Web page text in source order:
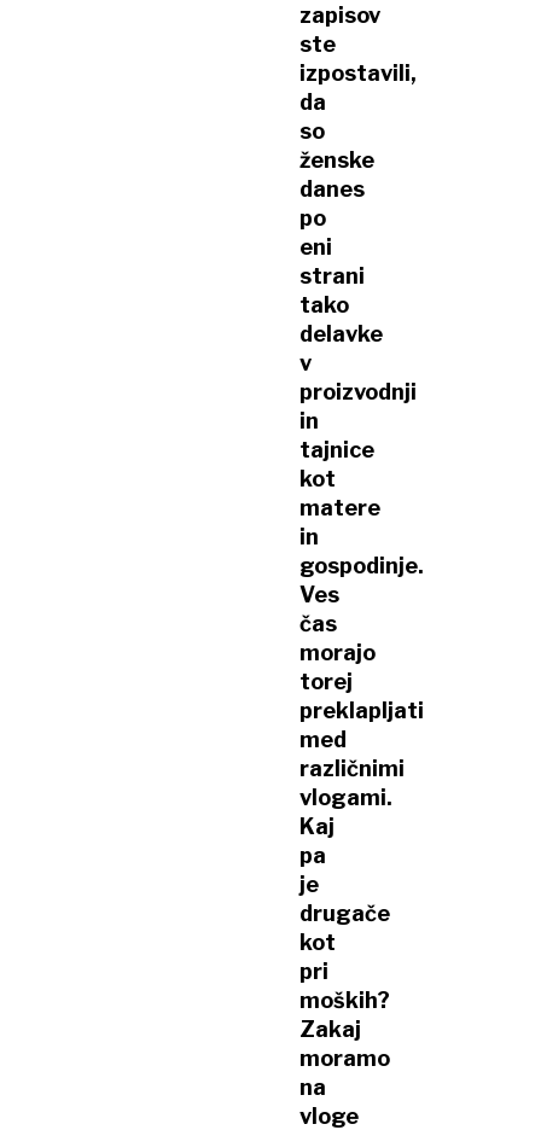
zapisov
ste
izpostavili,
da
so
ženske
danes
po
eni
strani
tako
delavke
v
proizvodnji
in
tajnice
kot
matere
in
gospodinje.
Ves
čas
morajo
torej
preklapljati
med
različnimi
vlogami.
Kaj
pa
je
drugače
kot
pri
moških?
Zakaj
moramo
na
vloge